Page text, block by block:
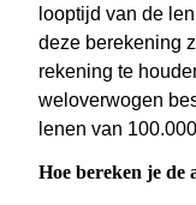
looptijd van de
deze berekening
rekening te
weloverwogen
lenen van
Hoe bereken je de